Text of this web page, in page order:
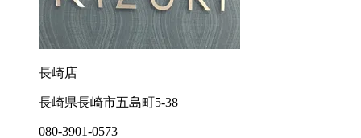
長崎店
長崎県長崎市五島町5-38
080-3901-0573